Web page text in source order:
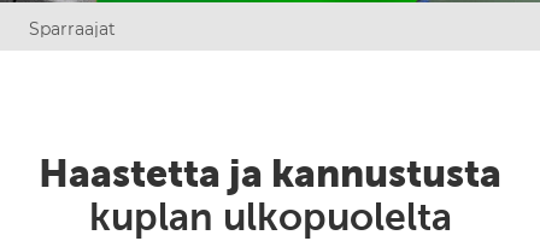
Sparraajat
Haastetta ja kannustusta
kuplan ulkopuolelta